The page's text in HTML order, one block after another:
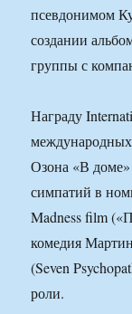
псевдонимом
создании
группы с
Награду
Озона «В доме»
симпатий в
Madness film
комедия
(Seven
роли.